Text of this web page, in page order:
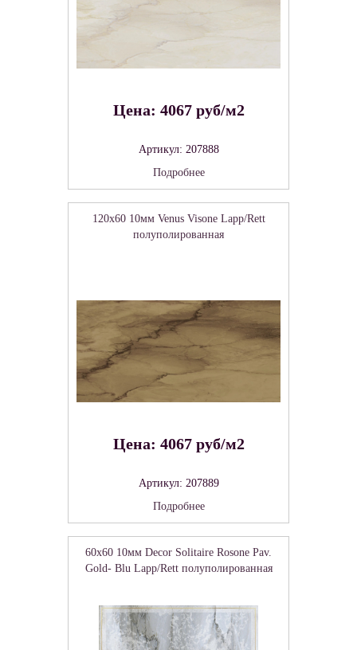
Цена: 4067 руб/м2
Артикул: 207888
Подробнее
120x60 10мм Venus Visone Lapp/Rett
полуполированная
Цена: 4067 руб/м2
Артикул: 207889
Подробнее
60x60 10мм Decor Solitaire Rosone Pav.
Gold- Blu Lapp/Rett полуполированная